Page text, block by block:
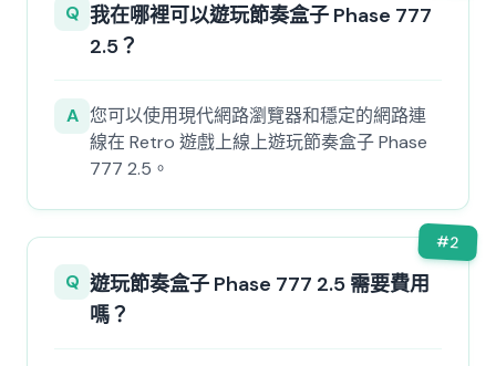
Q 我在哪裡可以遊玩節奏盒子 Phase 777
2.5？
A 您可以使用現代網路瀏覽器和穩定的網路連
線在 Retro 遊戲上線上遊玩節奏盒子 Phase
777 2.5。
#2
Q 遊玩節奏盒子 Phase 777 2.5 需要費用
嗎？